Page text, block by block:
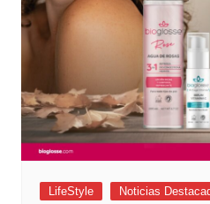
LifeStyle Noticias